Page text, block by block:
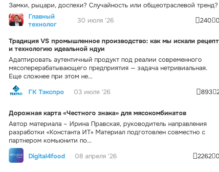
Замки, рыцари, доспехи? Случайность или общеотраслевой тренд?
Главный
технолог
30 июля '26 240
Традиция VS промышленное производство: как мы искали рецепт
и технологию идеальной ндуи
Адаптировать аутентичный продукт под реалии современного
мясоперерабатывающего предприятия — задача нетривиальная.
Еще сложнее при этом не...
ГК Тэкспро
03 июля '26 893
Дорожная карта «Честного знака» для мясокомбинатов
Автор материала – Ирина Правская, руководитель направления
разработки «Константа ИТ» Материал подготовлен совместно с
партнером комьюнити по...
Digital4food
08 апреля '26 2262